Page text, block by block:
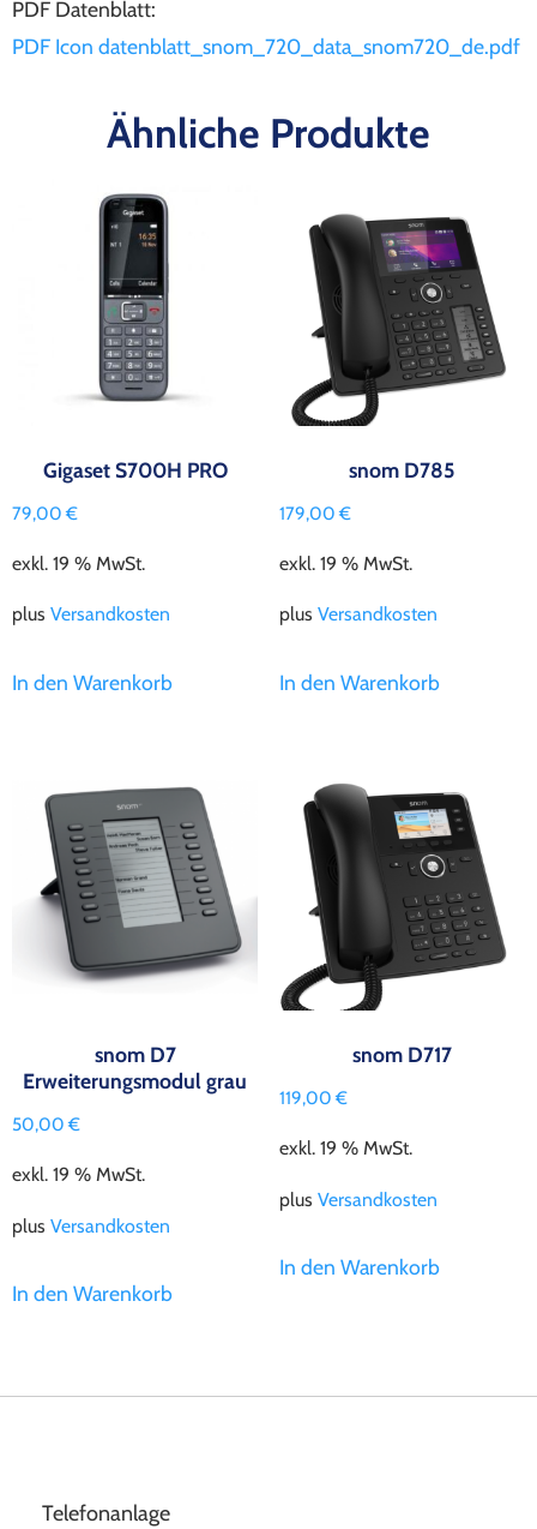
PDF Datenblatt:
PDF Icon datenblatt_snom_720_data_snom720_de.pdf
Ähnliche Produkte
Gigaset S700H PRO
79,00€
exkl. 19 % MwSt.
plus Versandkosten
In den Warenkorb
snom D785
179,00€
exkl. 19 % MwSt.
plus Versandkosten
In den Warenkorb
snom D7
Erweiterungsmodul grau
50,00€
exkl. 19 % MwSt.
plus Versandkosten
In den Warenkorb
snom D717
119,00€
exkl. 19 % MwSt.
plus Versandkosten
In den Warenkorb
Telefonanlage